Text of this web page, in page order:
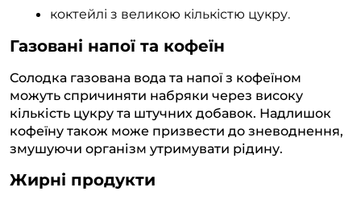
коктейлі з великою кількістю цукру.
Газовані напої та кофеїн
Солодка газована вода та напої з кофеїном
можуть спричиняти набряки через високу
кількість цукру та штучних добавок. Надлишок
кофеїну також може призвести до зневоднення,
змушуючи організм утримувати рідину.
Жирні продукти